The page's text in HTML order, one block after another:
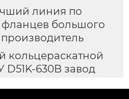
линия по
фланцев большого
кольцераскатной
D51K-630B завод